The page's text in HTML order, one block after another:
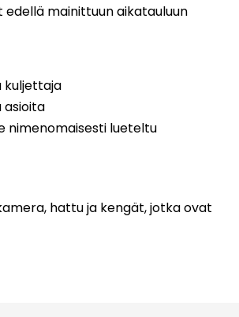
edellä mainittuun aikatauluun
kuljettaja
asioita
nimenomaisesti lueteltu
hattu ja kengät, jotka ovat